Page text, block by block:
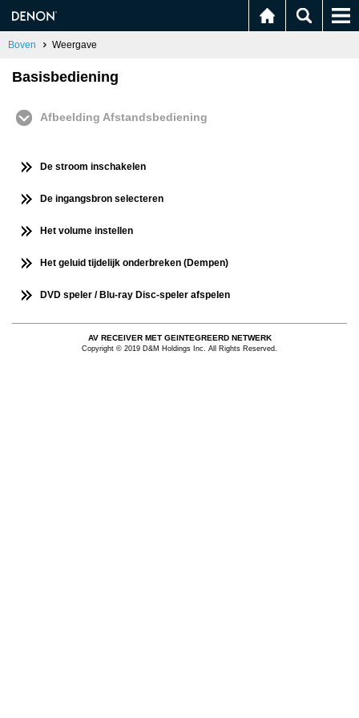
Boven Weergave
Basisbediening
Afbeelding Afstandsbediening
De stroom inschakelen
De ingangsbron selecteren
Het volume instellen
Het geluid tijdelijk onderbreken (Dempen)
DVD speler / Blu-ray Disc-speler afspelen
AV RECEIVER MET GEINTEGREERD NETWERK
Copyright © 2019 D&M Holdings Inc. All Rights Reserved.